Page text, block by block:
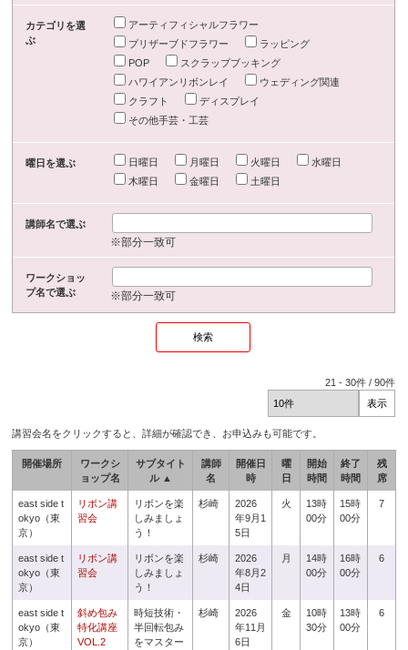
カテゴリを選
ぶ
アーティフィシャルフラワー
プリザーブドフラワー
ラッピング
POP
スクラップブッキング
ハワイアンリボンレイ
ウェディング関連
クラフト
ディスプレイ
その他手芸・工芸
曜日を選ぶ 日曜日 月曜日 火曜日
水曜日
木曜日
金曜日 土曜日
講師名で選ぶ
※部分一致可
ワークショッ
プ名で選ぶ
※部分一致可
21 -30件 /90件
講習会名をクリックすると、詳細が確認でき、お申込みも可能です。
開催場所
ワークシ
ョップ名
サブタイト
ル ▲
講師
名
開催日
時
曜
日
開始
時間
終了
時間
残
席
east side t
okyo（東
京）
リボン講
習会
リボンを楽
しみましょ
う！
杉崎
2026
年9月1
5日
火
13時
00分
15時
00分
7
east side t
okyo（東
京）
リボン講
習会
リボンを楽
しみましょ
う！
杉崎
2026
年8月2
4日
月
14時
00分
16時
00分
6
east side t
okyo（東
京）
斜め包み
特化講座
VOL.2
時短技術・
半回転包み
をマスター
杉崎
2026
年11月
6日
金
10時
30分
13時
00分
6